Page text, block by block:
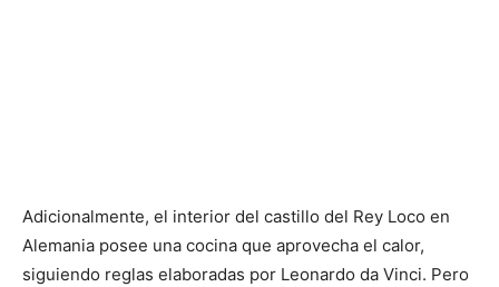
Adicionalmente, el interior del castillo del Rey Loco en
Alemania posee una cocina que aprovecha el calor,
siguiendo reglas elaboradas por Leonardo da Vinci. Pero